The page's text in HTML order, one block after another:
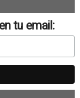
tu email: